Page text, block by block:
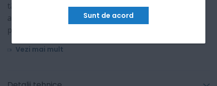
Sunt de acord
tăvi suplimentare de alimentare și suport, oferind o
autonomie de hârtie remarcabilă și o ergonomie
perfectă pentru birouri moderne.
Vezi mai mult